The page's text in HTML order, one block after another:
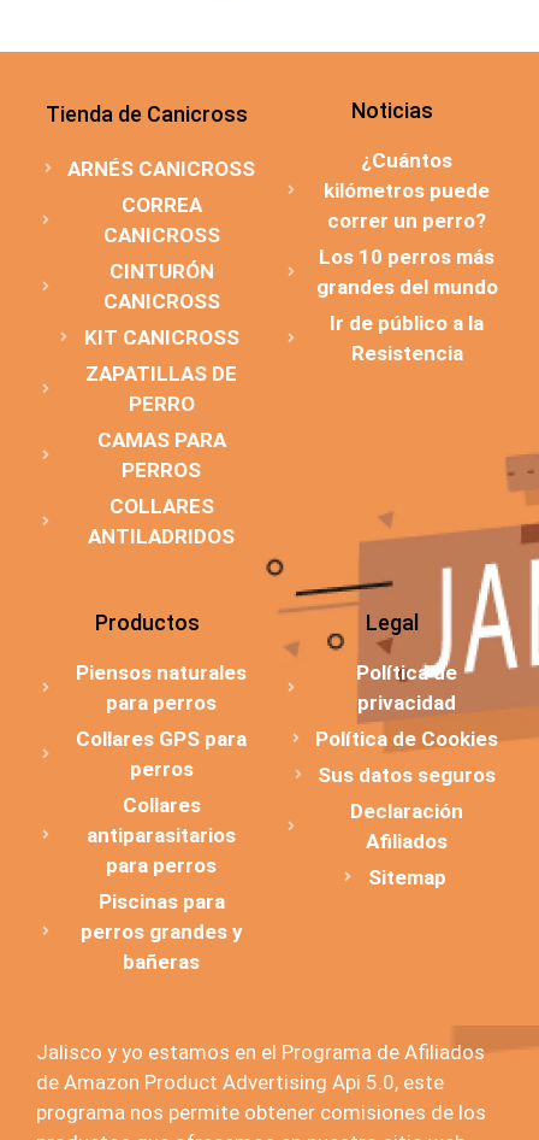
Tienda de Canicross
ARNÉS CANICROSS
CORREA
CANICROSS
CINTURÓN
CANICROSS
KIT CANICROSS
ZAPATILLAS DE
PERRO
CAMAS PARA
PERROS
COLLARES
ANTILADRIDOS
Noticias
¿Cuántos
kilómetros puede
correr un perro?
Los 10 perros más
grandes del mundo
Ir de público a la
Resistencia
Productos
Piensos naturales
para perros
Collares GPS para
perros
Collares
antiparasitarios
para perros
Piscinas para
perros grandes y
bañeras
Legal
Política de
privacidad
Política de Cookies
Sus datos seguros
Declaración
Afiliados
Sitemap
Jalisco y yo estamos en el Programa de Afiliados
de Amazon Product Advertising Api 5.0, este
programa nos permite obtener comisiones de los